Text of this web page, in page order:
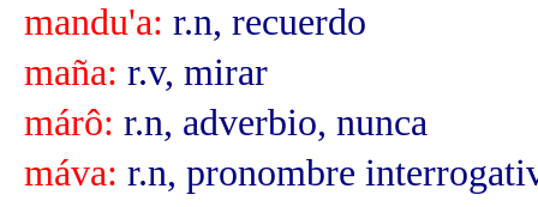
mandu'a: r.n, recuerdo
maña: r.v, mirar
márô: r.n, adverbio, nunca
máva: r.n, pronombre